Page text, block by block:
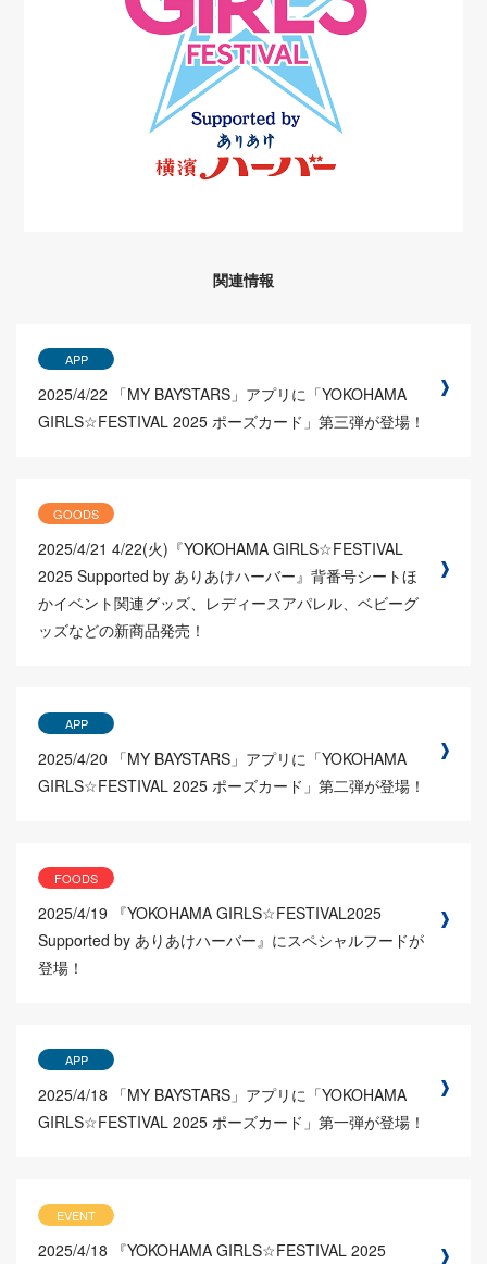
関連情報
APP
2025/4/22
「MY BAYSTARS」アプリに「YOKOHAMA
GIRLS☆FESTIVAL 2025 ポーズカード」第三弾が登場！
GOODS
2025/4/21 4/22(火)『YOKOHAMA GIRLS☆FESTIVAL
2025 Supported by ありあけハーバー』背番号シートほ
かイベント関連グッズ、レディースアパレル、ベビーグ
ッズなどの新商品発売！
APP
2025/4/20
「MY BAYSTARS」アプリに「YOKOHAMA
GIRLS☆FESTIVAL 2025 ポーズカード」第二弾が登場！
FOODS
2025/4/19
『YOKOHAMA GIRLS☆FESTIVAL2025
Supported by ありあけハーバー』にスペシャルフードが
登場！
APP
2025/4/18
「MY BAYSTARS」アプリに「YOKOHAMA
GIRLS☆FESTIVAL 2025 ポーズカード」第一弾が登場！
EVENT
2025/4/18
『YOKOHAMA GIRLS☆FESTIVAL 2025